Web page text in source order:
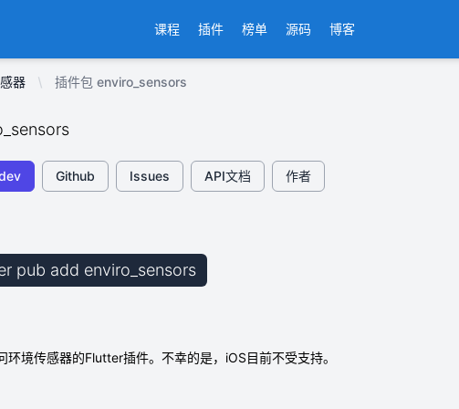
课程 插件 榜单 源码 博客
器 插件包 enviro_sensors
Github Issues API文档 作者
pub add enviro_sensors
环境传感器的Flutter插件。不幸的是，iOS目前不受支持。